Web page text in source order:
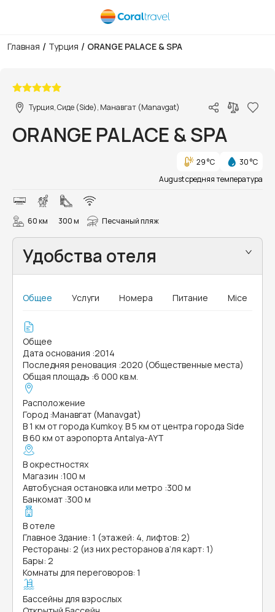
Главная / Турция / ORANGE PALACE & SPA
Турция, Сиде (Side), Манавгат (Manavgat)
ORANGE PALACE & SPA
29 °C
30 °C
August средняя температура
60 км 300 м Песчаный пляж
Удобства отеля
Общее Услуги Номера Питание Mice
Общее
Дата основания :2014
Последняя реновация :2020 (Общественные места)
Общая площадь :6 000 кв.м.
Расположение
Город :Манавгат (Manavgat)
В 1 км от города Kumkoy. В 5 км от центра города Side
В 60 км от аэропорта Antalya-AYT
В окрестностях
Магазин :100 м
Автобусная остановка или метро :300 м
Банкомат :300 м
В отеле
Главное Здание: 1 (этажей: 4, лифтов: 2)
Рестораны: 2 (из них ресторанов а’ля карт: 1)
Бары: 2
Комнаты для переговоров: 1
Бассейны для взрослых